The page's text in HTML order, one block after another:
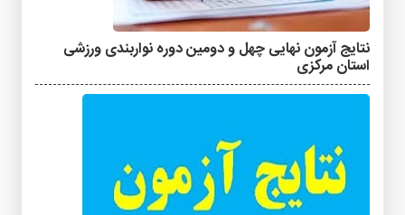
نتایج آزمون نهایی چهل و دومین دوره نواربندی ورزشی
استان مرکزی